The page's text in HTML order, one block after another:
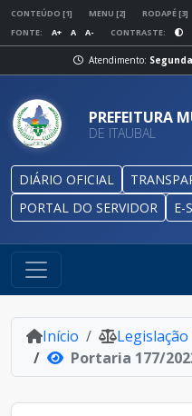
CONTEÚDO [1] MENU [2]
RODAPÉ [3]
FONTE:
A+ A A- CONTRASTE:
Atendimento:
PREFEITURA
DE ITAUBAL
DIÁRIO OFICIAL
PORTAL DO SERVIDOR
E-
Início
Portaria 177/